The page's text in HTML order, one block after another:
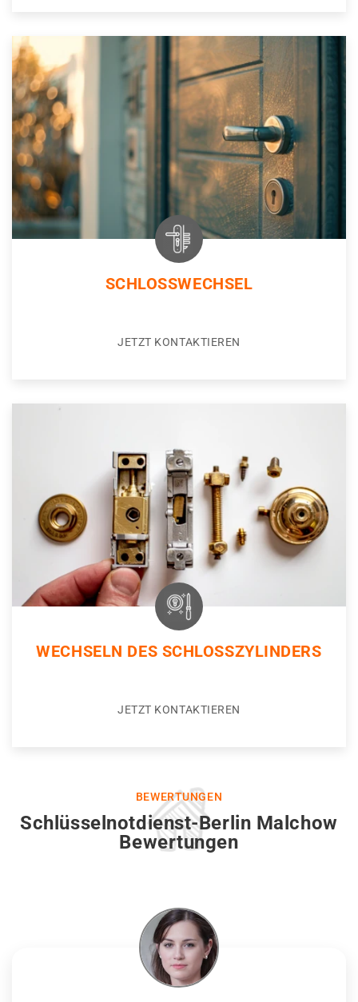
SCHLOSSWECHSEL
JETZT KONTAKTIEREN
WECHSELN DES SCHLOSSZYLINDERS
JETZT KONTAKTIEREN
BEWERTUNGEN
Schlüsselnotdienst-Berlin Malchow
Bewertungen